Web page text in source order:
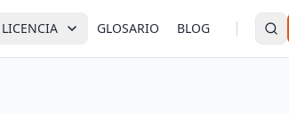
LICENCIA GLOSARIO BLOG